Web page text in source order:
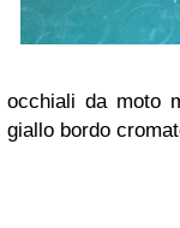
occhiali da moto
giallo bordo